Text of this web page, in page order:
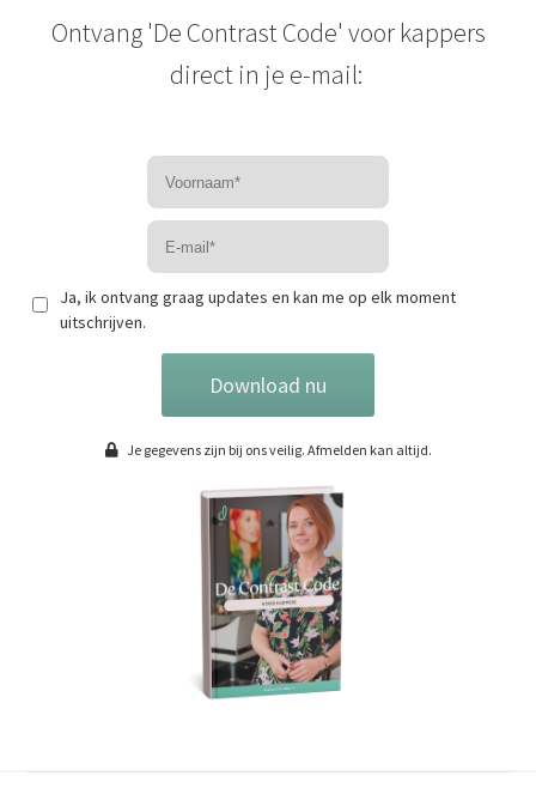
Ontvang 'De Contrast Code' voor kappers
direct in je e-mail:
Ja, ik ontvang graag updates en kan me op elk moment
uitschrijven.
Download nu
Je gegevens zijn bij ons veilig. Afmelden kan altijd.